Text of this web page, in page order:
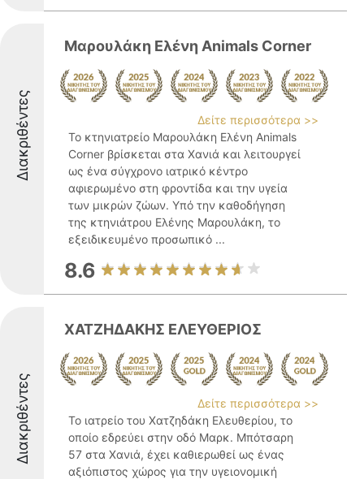
Διακριθέντες
Μαρουλάκη Ελένη Animals Corner
Δείτε περισσότερα >>
Το κτηνιατρείο Μαρουλάκη Ελένη Animals
Corner βρίσκεται στα Χανιά και λειτουργεί
ως ένα σύγχρονο ιατρικό κέντρο
αφιερωμένο στη φροντίδα και την υγεία
των μικρών ζώων. Υπό την καθοδήγηση
της κτηνιάτρου Ελένης Μαρουλάκη, το
εξειδικευμένο προσωπικό ...
8.6
Διακριθέντες
ΧΑΤΖΗΔΑΚΗΣ ΕΛΕΥΘΕΡΙΟΣ
Δείτε περισσότερα >>
Το ιατρείο του Χατζηδάκη Ελευθερίου, το
οποίο εδρεύει στην οδό Μαρκ. Μπότσαρη
57 στα Χανιά, έχει καθιερωθεί ως ένας
αξιόπιστος χώρος για την υγειονομική